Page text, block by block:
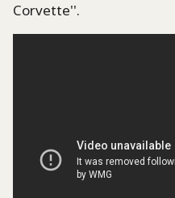
Corvette''.